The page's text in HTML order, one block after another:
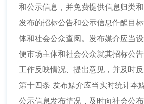
和公示信息，并免费提供信息归类
发布的招标公告和公示信息作醒目
体和社会公众查阅。发布媒介应当
便市场主体和社会公众就其招标公
工作反映情况、提出意见，并及时反
第十四条 发布媒介应当实时统计本
公示信息发布情况，及时向社会公